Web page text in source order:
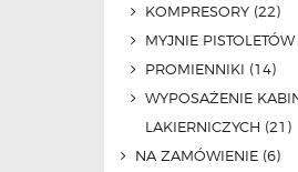
KOMPRESORY (22)
MYJNIE PISTOLETÓW
PROMIENNIKI (14)
WYPOSAŻENIE
LAKIERNICZYCH (21)
NA ZAMÓWIENIE (6)